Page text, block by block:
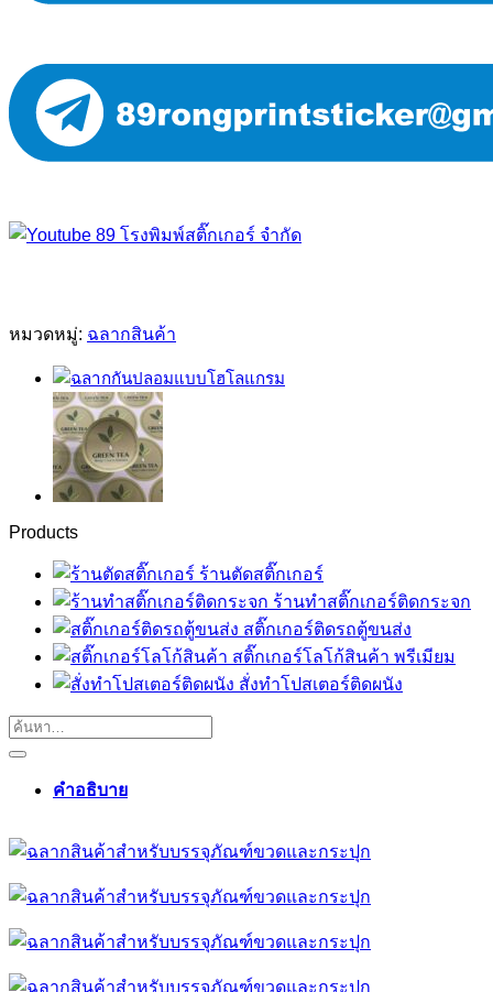
หมวดหมู่: ฉลากสินค้า
Products
ร้านตัดสติ๊กเกอร์
ร้านทําสติ๊กเกอร์ติดกระจก
สติ๊กเกอร์ติดรถตู้ขนส่ง
สติ๊กเกอร์โลโก้สินค้า พรีเมียม
สั่งทําโปสเตอร์ติดผนัง
คำอธิบาย